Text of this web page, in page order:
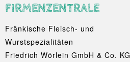
FIRMENZENTRALE
Fränkische Fleisch- und
Wurstspezialitäten
Friedrich Wörlein GmbH & Co. KG